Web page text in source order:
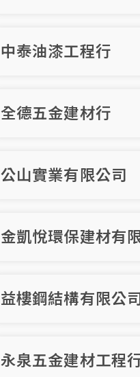
中泰油漆工程行
全德五金建材行
公山實業有限公司
金凱悅環保建材有
益樓鋼結構有限公
永泉五金建材工程